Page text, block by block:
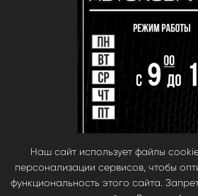
Наш сайт использует файлы
персонализации сервисов, чтобы
функциональность этого сайта.